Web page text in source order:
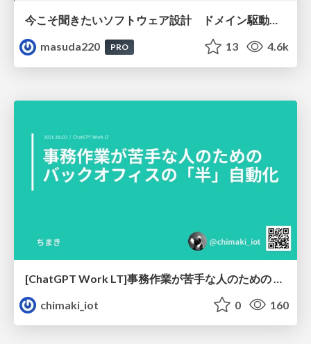
今こそ聞きたいソフトウェア設計 ドメイン駆動設計再入門
masuda220
PRO 13 4.6k
chimaki_iot
0 160